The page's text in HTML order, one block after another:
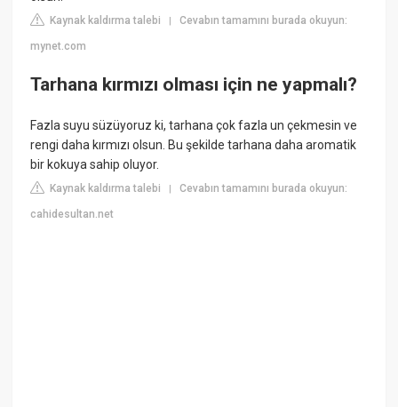
Kaynak kaldırma talebi |Cevabın tamamını burada okuyun:
mynet.com
Tarhana kırmızı olması için ne yapmalı?
Fazla suyu süzüyoruz ki, tarhana çok fazla un çekmesin ve
rengi daha kırmızı olsun. Bu şekilde tarhana daha aromatik
bir kokuya sahip oluyor.
Kaynak kaldırma talebi |Cevabın tamamını burada okuyun:
cahidesultan.net